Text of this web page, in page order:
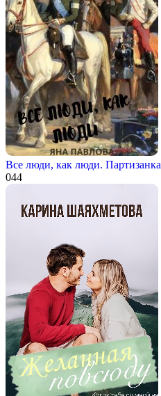
Все люди, как люди. Партизанка
044